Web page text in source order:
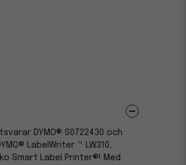
DYMO® S0722430 och
LabelWriter ™ LW310,
Smart Label Printer®! Med